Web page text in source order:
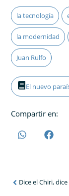
la tecnología
la modernidad
Juan Rulfo
El nuevo
Compartir en:
Dice el Chiri,